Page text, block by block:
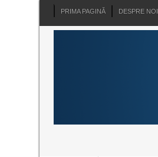
PRIMA PAGINĂ DESPRE NOI